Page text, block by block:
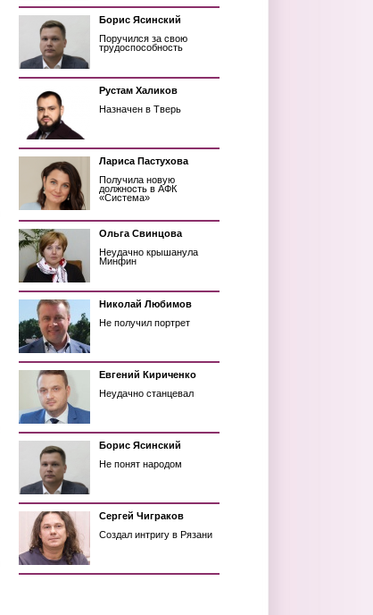
Борис Ясинский
Поручился за свою
трудоспособность
Рустам Халиков
Назначен в Тверь
Лариса Пастухова
Получила новую
должность в АФК
«Система»
Ольга Свинцова
Неудачно крышанула
Минфин
Николай Любимов
Не получил портрет
Евгений Кириченко
Неудачно станцевал
Борис Ясинский
Не понят народом
Сергей Чиграков
Создал интригу в Рязани